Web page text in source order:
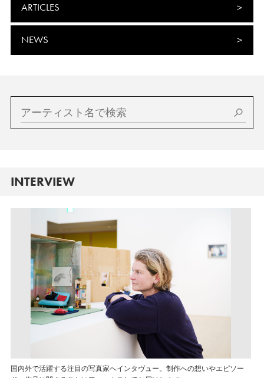
ARTICLES
NEWS
INTERVIEW
国内外で活躍する注目の写真家へインタヴュー。制作への想いやエピソー